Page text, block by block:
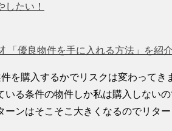
たい！
優良物件を手に入れる方法」を紹介
を購入するかでリスクは変わってき
いる条件の物件しか私は購入しない
ーンはそこそこ大きくなるのでリタ